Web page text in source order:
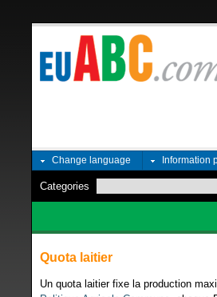
Change language Information
Categories
Quota laitier
Un quota laitier fixe la production